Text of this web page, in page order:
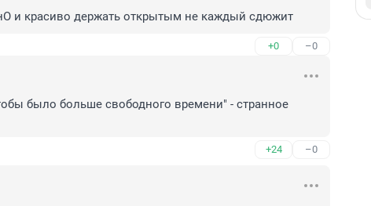
и красиво держать открытым не каждый сдюжит
+0 –0
было больше свободного времени" - странное
+24 –0